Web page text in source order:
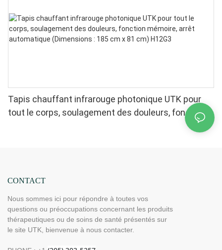
Tapis chauffant infrarouge photonique UTK pour
tout le corps, soulagement des douleurs, fonction
mémoire, arrêt automatique (Dimensions : 185 cm x
CONTACT
Nous sommes ici pour répondre à toutes vos
questions ou préoccupations concernant les produits
thérapeutiques ou de soins de santé présentés sur
le site UTK, bienvenue à nous contacter.